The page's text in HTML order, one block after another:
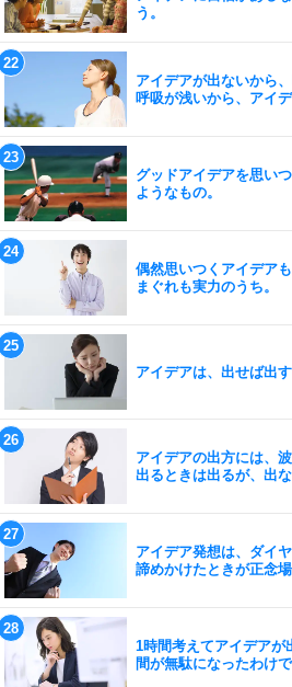
う。
アイデアが出ないから
呼吸が浅いから、アイ
グッドアイデアを思い
ようなもの。
偶然思いつくアイデアも
まぐれも実力のうち。
アイデアは、出せば出
アイデアの出方には、波
出るときは出るが、出
アイデア発想は、ダイヤ
諦めかけたときが正念場
1時間考えてアイデアが
間が無駄になったわけで